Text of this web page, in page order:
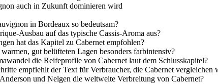
auch in Zukunft dominieren wird
in Bordeaux so bedeutsam?
Ausbau auf das typische Cassis-Aroma aus?
hat das Kapitel zu Cabernet empfohlen?
gut belüfteten Lagen besonders farbintensiv?
die Reifeprofile von Cabernet laut dem Schlusskapitel?
empfiehlt der Text für Verbraucher, die Cabernet vergleichen
und Nelgen die weltweite Verbreitung von Cabernet?